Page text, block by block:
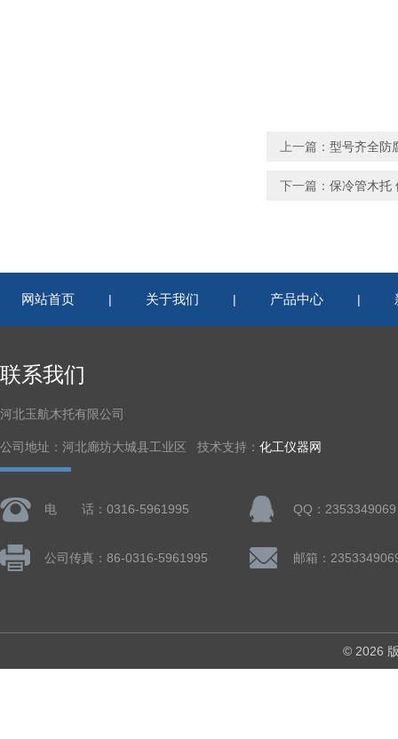
上一篇： 型号齐全防
下一篇： 保冷管木托
网站首页 | 关于我们 | 产品中心 |
联系我们
河北玉航木托有限公司
公司地址：河北廊坊大城县工业区 技术支持： 化工仪器网
电 话：0316-5961995 QQ：2353349069
公司传真：86-0316-5961995 邮箱：
© 2026